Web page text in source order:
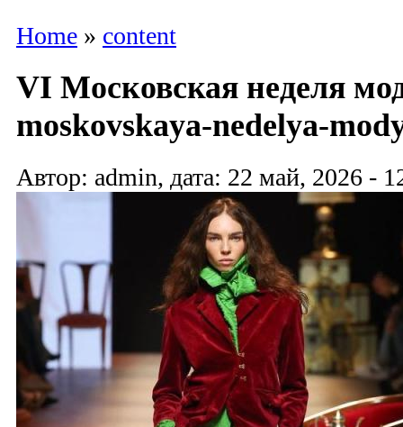
Home » content
VI Московская неделя
moskovskaya-nedelya-
Автор: admin, дата: 22 май, 2026 -